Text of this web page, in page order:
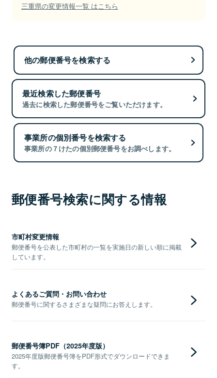
三重県の変更情報一覧 はこちら
他の郵便番号を検索する
最近検索した郵便番号
過去に検索した郵便番号をご覧いただけます。
事業所の個別番号を検索する
事業所の７けたの個別郵便番号をお調べします。
郵便番号検索に関する情報
市町村変更情報
郵便番号を公表した市町村の一覧を実施日の新しい順に掲載
しています。
よくあるご質問・お問い合わせ
郵便番号に関するさまざまな疑問にお答えします。
郵便番号簿PDF（2025年度版）
2025年度版郵便番号簿をPDF形式でダウンロードできま
す。